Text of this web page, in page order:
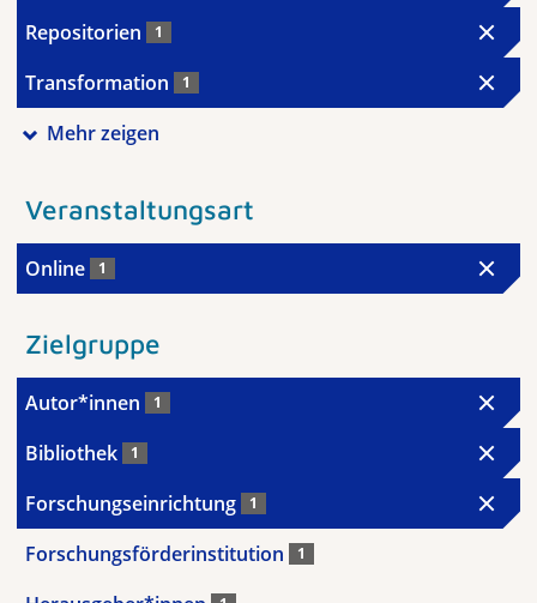
Repositorien 1
Transformation 1
Mehr zeigen
Veranstaltungsart
Online 1
Zielgruppe
Autor*innen 1
Bibliothek 1
Forschungseinrichtung 1
Forschungsförderinstitution 1